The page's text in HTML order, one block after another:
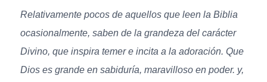
Relativamente pocos de aquellos que leen la Biblia
ocasionalmente, saben de la grandeza del carácter
Divino, que inspira temer e incita a la adoración. Que
Dios es grande en sabiduría, maravilloso en poder. y,